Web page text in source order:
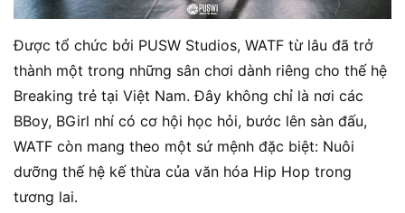
Được tổ chức bởi PUSW Studios, WATF từ lâu đã trở
thành một trong những sân chơi dành riêng cho thế hệ
Breaking trẻ tại Việt Nam. Đây không chỉ là nơi các
BBoy, BGirl nhí có cơ hội học hỏi, bước lên sàn đấu,
WATF còn mang theo một sứ mệnh đặc biệt: Nuôi
dưỡng thế hệ kế thừa của văn hóa Hip Hop trong
tương lai.